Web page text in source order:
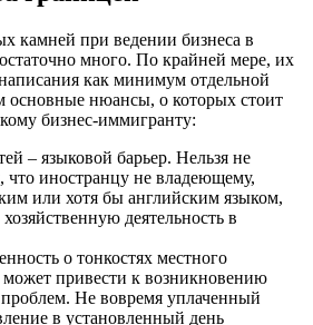
камней при ведении бизнеса в
много. По крайней мере, их
как минимум отдельной
нюансы, о которых стоит
бизнес-иммигранту:
– языковой барьер. Нельзя не
что иностранцу не владеющему,
или хотя бы английским языком,
хозяйственную деятельность в
о тонкостях местного
может привести к возникновению
Не вовремя уплаченный
в установленный день